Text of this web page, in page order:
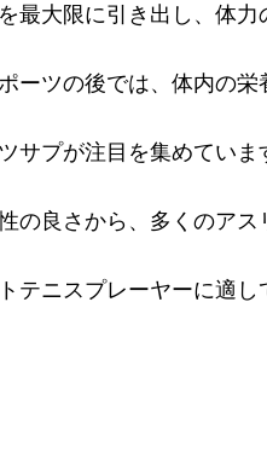
最大限に引き出し、体力
ーツの後では、体内の栄
サプが注目を集めていま
の良さから、多くのアス
テニスプレーヤーに適